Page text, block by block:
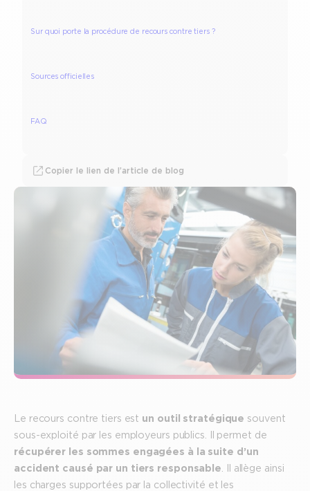
Le recours contre tiers est un outil stratégique souvent
sous-exploité par les employeurs publics. Il permet de
récupérer les sommes engagées à la suite d’un
accident causé par un tiers responsable . Il allège ainsi
les charges supportées par la collectivité et les
Sur quoi porte la procédure de recours contre tiers ?
Sources officielles
FAQ
Copier le lien de l’article de blog